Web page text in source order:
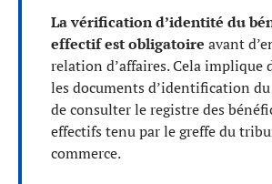
La vérification d’identité du
effectif est obligatoire avant
relation d’affaires. Cela implique
les documents d’identification
de consulter le registre des
effectifs tenu par le greffe du
commerce.